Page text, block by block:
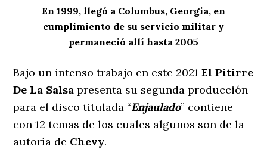
En 1999, llegó a Columbus, Georgia, en
cumplimiento de su servicio militar y
permaneció allí hasta 2005
Bajo un intenso trabajo en este 2021El Pitirre
De La Salsa presenta su segunda producción
para el disco titulada “Enjaulado” contiene
con 12 temas de los cuales algunos son de la
autoría de Chevy.